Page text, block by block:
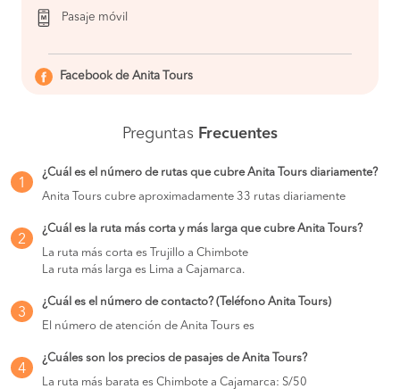
Pasaje móvil
Facebook de Anita Tours
Preguntas Frecuentes
1
¿Cuál es el número de rutas que cubre Anita Tours diariamente?
Anita Tours cubre aproximadamente 33 rutas diariamente
2
¿Cuál es la ruta más corta y más larga que cubre Anita Tours?
La ruta más corta es Trujillo a Chimbote
La ruta más larga es Lima a Cajamarca.
3
¿Cuál es el número de contacto? (Teléfono Anita Tours)
El número de atención de Anita Tours es
4
¿Cuáles son los precios de pasajes de Anita Tours?
La ruta más barata es Chimbote a Cajamarca: S/50